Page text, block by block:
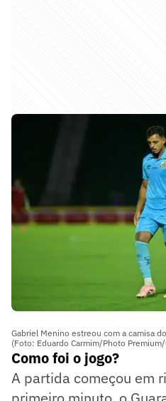
Gabriel Menino estreou com a camisa
(Foto: Eduardo Carmim/Photo Premium/
Como foi o jogo?
A partida começou em